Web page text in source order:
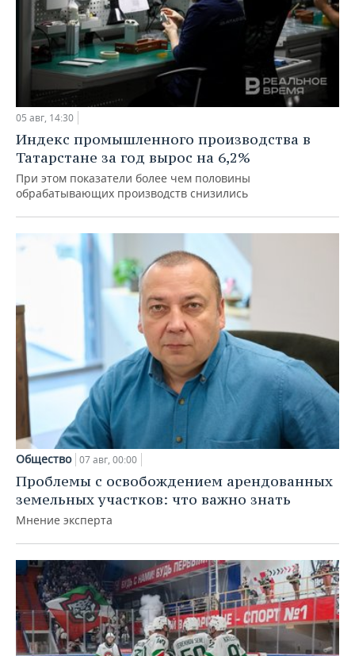
05 авг, 14:30
Индекс промышленного производства в
Татарстане за год вырос на 6,2%
При этом показатели более чем половины
обрабатывающих производств снизились
Общество 07 авг, 00:00
Проблемы с освобождением арендованных
земельных участков: что важно знать
Мнение эксперта